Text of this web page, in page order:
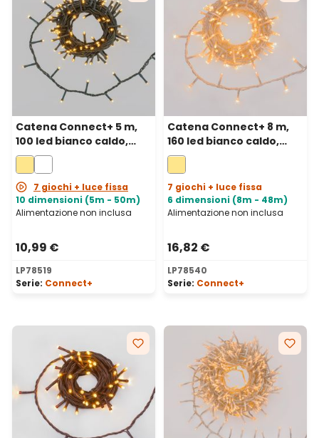
Catena Connect+ 5 m,
100 led bianco caldo,
cavo verde,
prolungabile
7 giochi + luce fissa
10 dimensioni (5m - 50m)
Alimentazione non inclusa
10,99 €
LP78519
Serie: Connect+
Catena Connect+ 8 m,
160 led bianco caldo,
cavo trasparente,
prolungabile
7 giochi + luce fissa
6 dimensioni (8m - 48m)
Alimentazione non inclusa
16,82 €
LP78540
Serie: Connect+